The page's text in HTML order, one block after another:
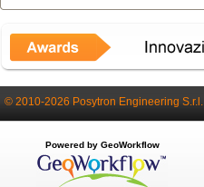
© 2010-2026 Posytron Engineering S.r.l.
Powered by GeoWorkflow